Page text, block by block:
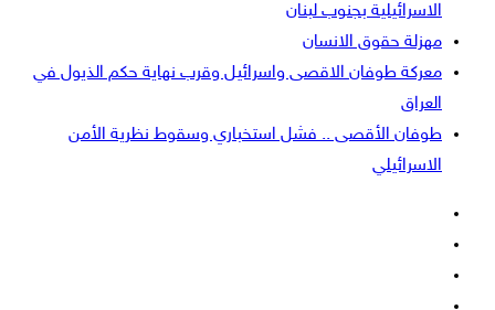
الاسرائيلية بجنوب لبنان
مهزلة حقوق الانسان
معركة طوفان الاقصى واسرائيل وقرب نهاية حكم الذيول في
العراق
طوفان الأقصى .. فشل استخباري وسقوط نظرية الأمن
الاسرائيلي